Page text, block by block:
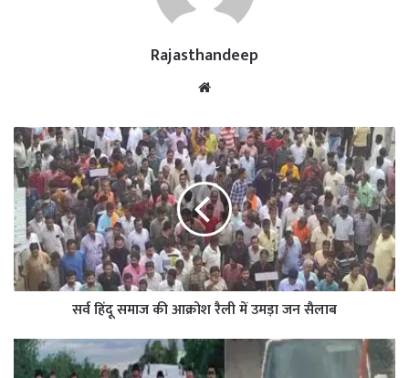
Rajasthandeep
सर्व हिंदू समाज की आक्रोश रैली में उमड़ा जन सैलाब